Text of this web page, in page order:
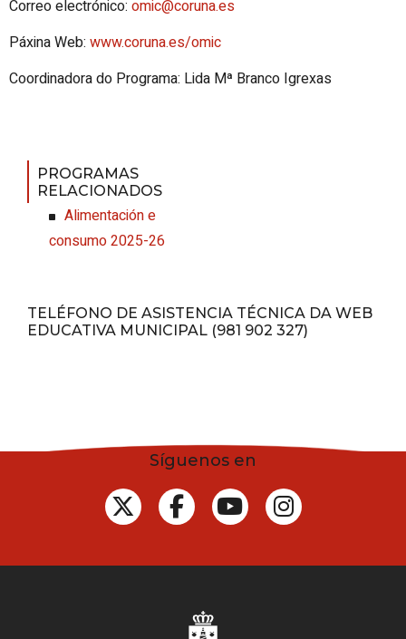
Correo electrónico: omic@coruna.es
Páxina Web: www.coruna.es/omic
Coordinadora do Programa: Lida Mª Branco Igrexas
PROGRAMAS
RELACIONADOS
Alimentación e
consumo 2025-26
TELÉFONO DE ASISTENCIA TÉCNICA DA WEB
EDUCATIVA MUNICIPAL (981 902 327)
Síguenos en